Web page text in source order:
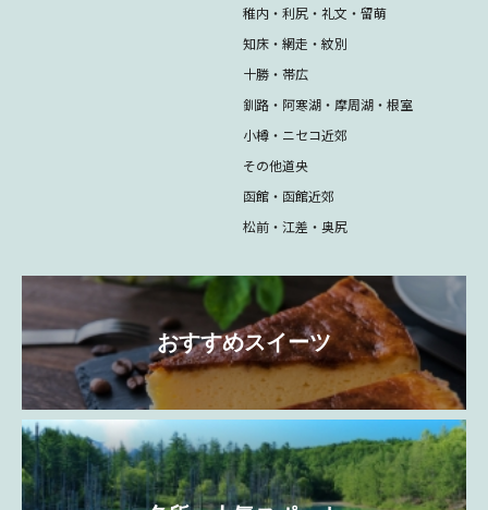
稚内・利尻・礼文・留萌
知床・網走・紋別
十勝・帯広
釧路・阿寒湖・摩周湖・根室
小樽・ニセコ近郊
その他道央
函館・函館近郊
松前・江差・奥尻
おすすめスイーツ